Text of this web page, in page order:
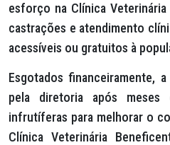
esforço na Clínica
castrações e atendimento
acessíveis ou gratuitos à
Esgotados financeiramente,
pela diretoria após
infrutíferas para melhorar o
Clínica Veterinária